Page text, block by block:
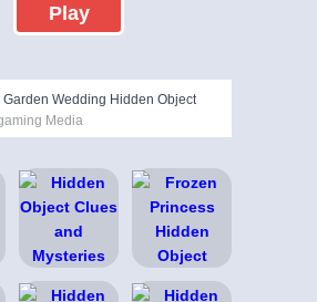
Play
Garden Wedding Hidden Object
Media